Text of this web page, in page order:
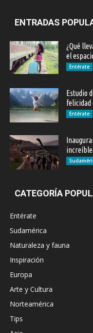
ENTRADAS
¿Qué
el
Entérate
Estudio
felicidad
Entérate
increíble
CATEGORÍA
Entérate
Sudamérica
Naturaleza y fauna
Inspiración
Europa
Arte y Cultura
Norteamérica
Tips